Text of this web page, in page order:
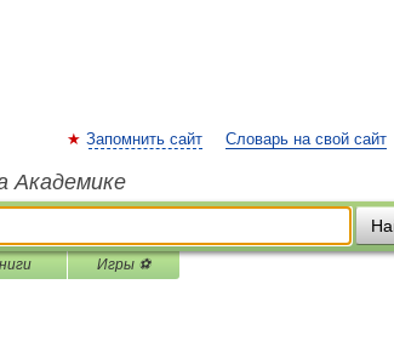
Запомнить сайт Словарь на свой сайт
Академике
Игры ⚽